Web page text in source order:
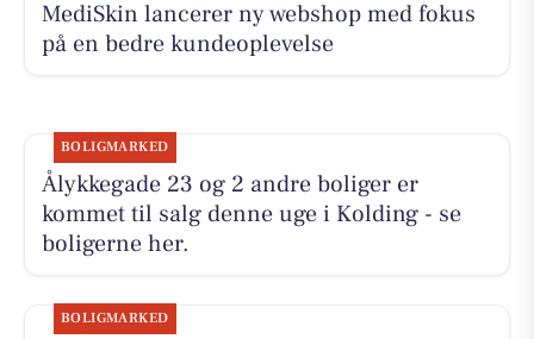
MediSkin lancerer ny webshop med fokus
på en bedre kundeoplevelse
BOLIGMARKED
Ålykkegade 23 og 2 andre boliger er
kommet til salg denne uge i Kolding - se
boligerne her.
BOLIGMARKED